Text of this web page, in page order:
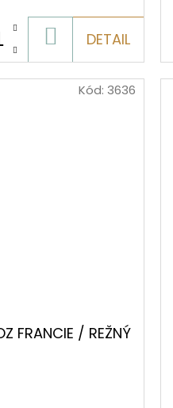
KOŠÍKU
DETAIL
FRANCIE / REŽNÝ
Kód: 3636